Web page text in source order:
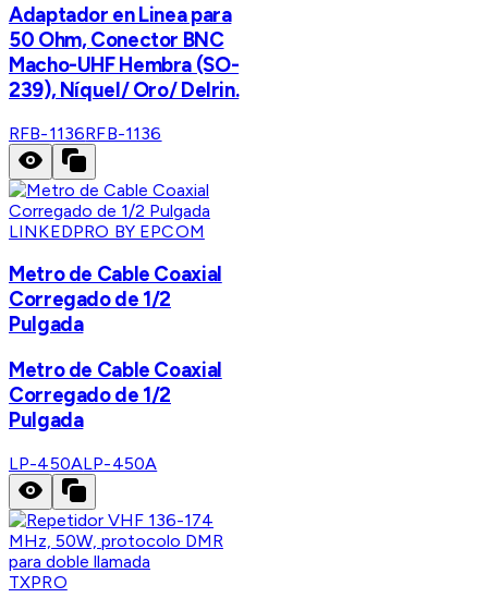
Adaptador en Linea para
50 Ohm, Conector BNC
Macho-UHF Hembra (SO-
239), Níquel/ Oro/ Delrin.
RFB-1136RFB-1136
LINKEDPRO BY EPCOM
Metro de Cable Coaxial
Corregado de 1/2
Pulgada
Metro de Cable Coaxial
Corregado de 1/2
Pulgada
LP-450ALP-450A
TXPRO